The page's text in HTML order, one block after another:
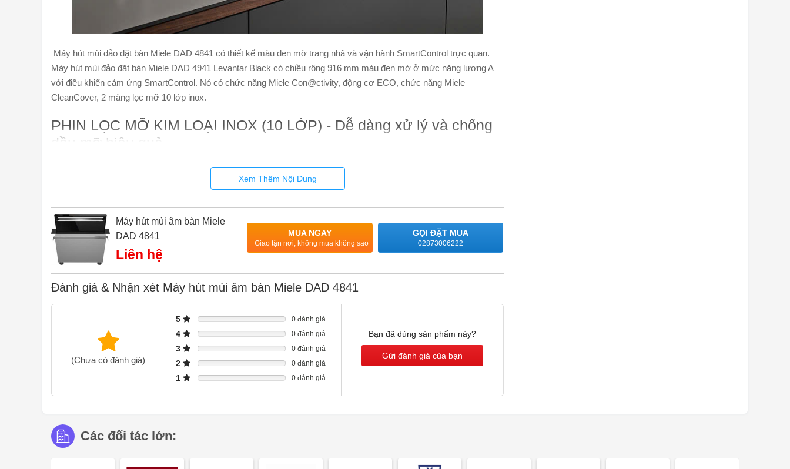
Máy hút mùi đảo đặt bàn Miele DAD 4841 có thiết kế màu đen mờ trang nhã và vận hành SmartControl trực quan.
Máy hút mùi đảo đặt bàn Miele DAD 4941 Levantar Black có chiều rộng 916 mm màu đen mờ ở mức năng lượng A
với điều khiển cảm ứng SmartControl. Nó có chức năng Miele Con@ctivity, động cơ ECO, chức năng Miele
CleanCover, 2 màng lọc mỡ 10 lớp inox.
PHIN LỌC MỠ KIM LOẠI INOX (10 LỚP) - Dễ dàng xử lý và chống
dầu mỡ hiệu quả
Hiệu quả và hấp dẫn trực quan: tách chất béo cao và dễ dàng làm sạch trong máy rửa chén.Máy hút mùi Miele được
trang bị bộ lọc mỡ kim loại inox 10 lớp và đảm bảo khả năng tách dầu mỡ ở mức độ cao. Khi tháo nó ra, tính năng
được làm bằng thép không gỉ chất lượng cao, do đó không xảy ra hiện tượng đổi màu khi làm sạch trong máy rửa
chén và vẫn giữ được vẻ đẹp thẩm mỹ trong thời gian dài.
Xem Thêm Nội Dung
Máy hút mùi âm bàn Miele
DAD 4841
Liên hệ
MUA NGAY
Giao tận nơi, không mua không sao
GỌI ĐẶT MUA
02873006222
Đánh giá & Nhận xét Máy hút mùi âm bàn Miele DAD 4841
(Chưa có đánh giá)
5 0 đánh giá
4 0 đánh giá
3 0 đánh giá
2 0 đánh giá
1 0 đánh giá
Bạn đã dùng sản phẩm này?
Gửi đánh giá của bạn
Các đối tác lớn: